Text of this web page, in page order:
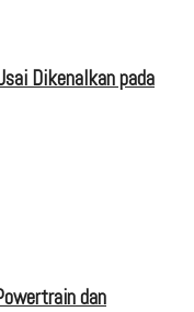
Dikenalkan pada
dan